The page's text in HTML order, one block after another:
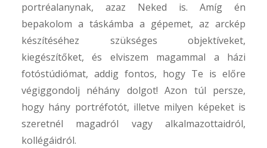
portréalanynak, azaz Neked is. Amíg én
bepakolom a táskámba a gépemet, az arckép
készítéséhez szükséges objektíveket,
kiegészítőket, és elviszem magammal a házi
fotóstúdiómat, addig fontos, hogy Te is előre
végiggondolj néhány dolgot! Azon túl persze,
hogy hány portréfotót, illetve milyen képeket is
szeretnél magadról vagy alkalmazottaidról,
kollégáidról.